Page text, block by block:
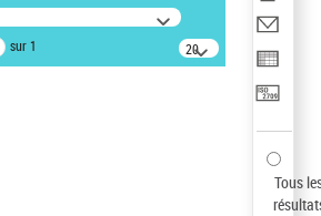
sur 1
20
résultats/page
Tous